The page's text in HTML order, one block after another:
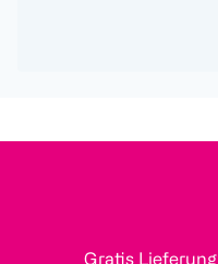
Gratis Lieferung